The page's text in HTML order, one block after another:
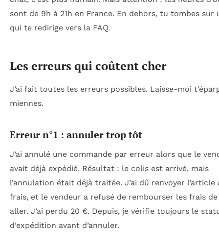
sont de 9h à 21h en France. En dehors, tu tombes sur
qui te redirige vers la FAQ.
Les erreurs qui coûtent cher
J’ai fait toutes les erreurs possibles. Laisse-moi
miennes.
Erreur n°1 : annuler trop tôt
J’ai annulé une commande par erreur alors que le
avait déjà expédié. Résultat : le colis est arrivé, mais
l’annulation était déjà traitée. J’ai dû renvoyer l’article
frais, et le vendeur a refusé de rembourser les frais
aller. J’ai perdu 20 €. Depuis, je vérifie toujours le
d’expédition avant d’annuler.